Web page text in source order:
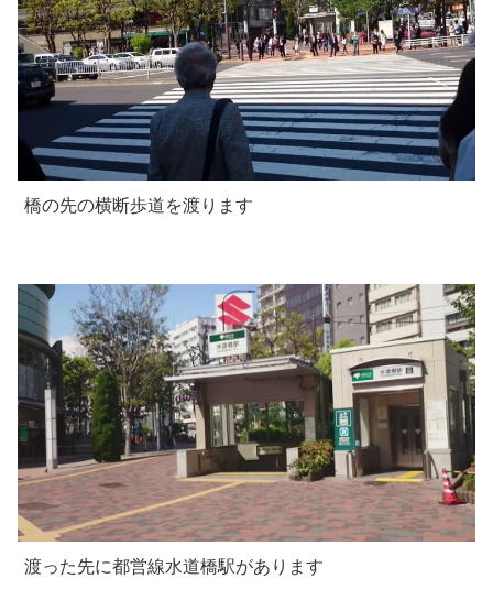
橋の先の横断歩道を渡ります
渡った先に都営線水道橋駅があります